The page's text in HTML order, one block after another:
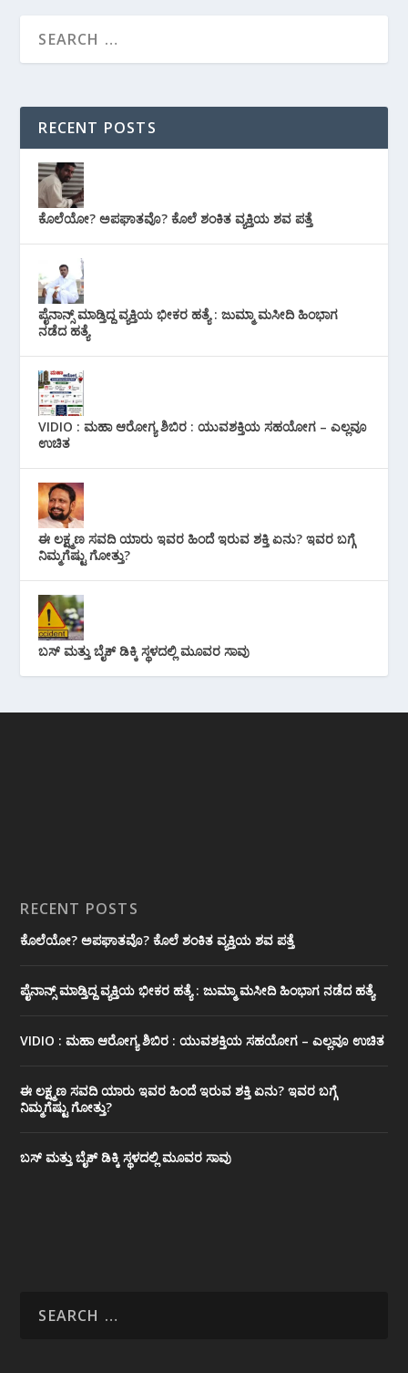
RECENT POSTS
ಕೊಲೆಯೋ? ಅಪಘಾತವೊ? ಕೊಲೆ ಶಂಕಿತ ವ್ಯಕ್ತಿಯ ಶವ ಪತ್ತೆ
ಪೈನಾನ್ಸ್ ಮಾಡ್ತಿದ್ದ ವ್ಯಕ್ತಿಯ ಭೀಕರ‌ ಹತ್ಯೆ : ಜುಮ್ಮಾ ಮಸೀದಿ ಹಿಂಭಾಗ
ನಡೆದ ಹತ್ಯೆ
VIDIO : ಮಹಾ ಆರೋಗ್ಯ ಶಿಬಿರ : ಯುವಶಕ್ತಿಯ ಸಹಯೋಗ – ಎಲ್ಲವೂ
ಉಚಿತ
ಈ ಲಕ್ಷ್ಮಣ ಸವದಿ ಯಾರು ಇವರ ಹಿಂದೆ ಇರುವ ಶಕ್ತಿ ಏನು? ಇವರ ಬಗ್ಗೆ
ನಿಮ್ಮಗೆಷ್ಟು ಗೋತ್ತು?
ಬಸ್ ಮತ್ತು ಬೈಕ್ ಡಿಕ್ಕಿ ಸ್ಥಳದಲ್ಲಿ ಮೂವರ ಸಾವು
RECENT POSTS
ಕೊಲೆಯೋ? ಅಪಘಾತವೊ? ಕೊಲೆ ಶಂಕಿತ ವ್ಯಕ್ತಿಯ ಶವ ಪತ್ತೆ
ಪೈನಾನ್ಸ್ ಮಾಡ್ತಿದ್ದ ವ್ಯಕ್ತಿಯ ಭೀಕರ‌ ಹತ್ಯೆ : ಜುಮ್ಮಾ ಮಸೀದಿ ಹಿಂಭಾಗ ನಡೆದ ಹತ್ಯೆ
VIDIO : ಮಹಾ ಆರೋಗ್ಯ ಶಿಬಿರ : ಯುವಶಕ್ತಿಯ ಸಹಯೋಗ – ಎಲ್ಲವೂ ಉಚಿತ
ಈ ಲಕ್ಷ್ಮಣ ಸವದಿ ಯಾರು ಇವರ ಹಿಂದೆ ಇರುವ ಶಕ್ತಿ ಏನು? ಇವರ ಬಗ್ಗೆ
ನಿಮ್ಮಗೆಷ್ಟು ಗೋತ್ತು?
ಬಸ್ ಮತ್ತು ಬೈಕ್ ಡಿಕ್ಕಿ ಸ್ಥಳದಲ್ಲಿ ಮೂವರ ಸಾವು